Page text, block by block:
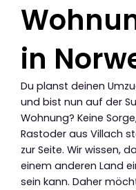
in
Du planst deinen
und bist nun auf der
Wohnung? Keine
Rastoder aus Villach
zur Seite. Wir wissen,
einem anderen Land
sein kann. Daher